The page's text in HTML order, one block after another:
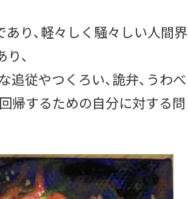
り、軽々しく騒々しい人間界
、
従やつくろい、詭弁、うわべ
帰するための自分に対する問